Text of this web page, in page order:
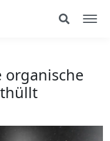
organische